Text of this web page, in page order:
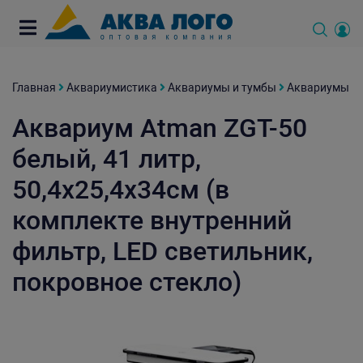
Главная Аквариумистика Аквариумы и тумбы Аквариумы
Аквариум Atman ZGT-50
белый, 41 литр,
50,4х25,4х34см (в
комплекте внутренний
фильтр, LED светильник,
покровное стекло)